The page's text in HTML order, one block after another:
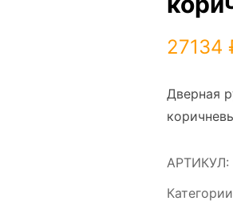
27134
Дверная
АРТИКУЛ: